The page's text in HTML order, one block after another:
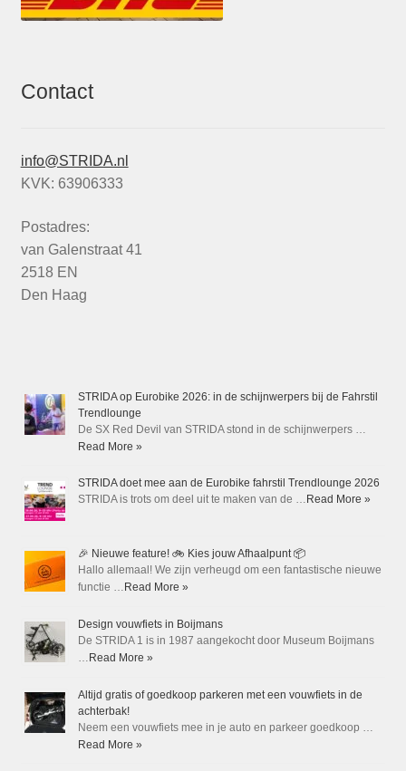
Contact
info@STRIDA.nl
KVK: 63906333
Postadres:
van Galenstraat 41
2518 EN
Den Haag
STRIDA op Eurobike 2026: in de schijnwerpers bij de Fahrstil
Trendlounge
De SX Red Devil van STRIDA stond in de schijnwerpers …
Read More »
STRIDA doet mee aan de Eurobike fahrstil Trendlounge 2026
STRIDA is trots om deel uit te maken van de … Read More »
🎉 Nieuwe feature! 🚲 Kies jouw Afhaalpunt 📦
Hallo allemaal! We zijn verheugd om een fantastische nieuwe
functie … Read More »
Design vouwfiets in Boijmans
De STRIDA 1 is in 1987 aangekocht door Museum Boijmans
Read More »
Altijd gratis of goedkoop parkeren met een vouwfiets in de
achterbak!
Neem een vouwfiets mee in je auto en parkeer goedkoop …
Read More »